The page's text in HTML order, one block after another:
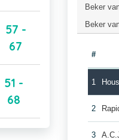
57 -
67
51 -
68
Beker
Beker
#
1
2
3